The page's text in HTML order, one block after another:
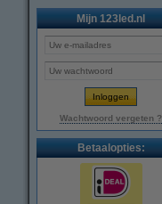
Mijn 123led.nl
Wachtwoord vergeten ?
Betaalopties: